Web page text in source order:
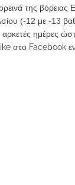
της
(-12 με -13
αρκετές ημέρες
στο Facebook